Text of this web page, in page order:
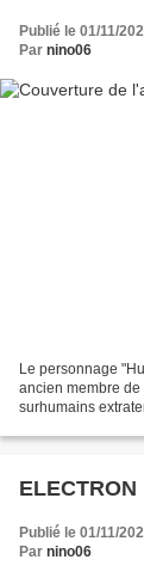
Publié le 01/11/
Par nino06
Le personnage
ancien membre
surhumains
ELECTRON
Publié le 01/11/
Par nino06